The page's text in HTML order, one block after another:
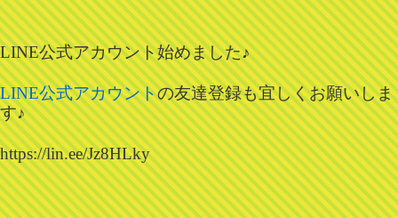
LINE公式アカウント始めました♪
LINE公式アカウントの友達登録も宜しくお願いしま
す♪
https://lin.ee/Jz8HLky